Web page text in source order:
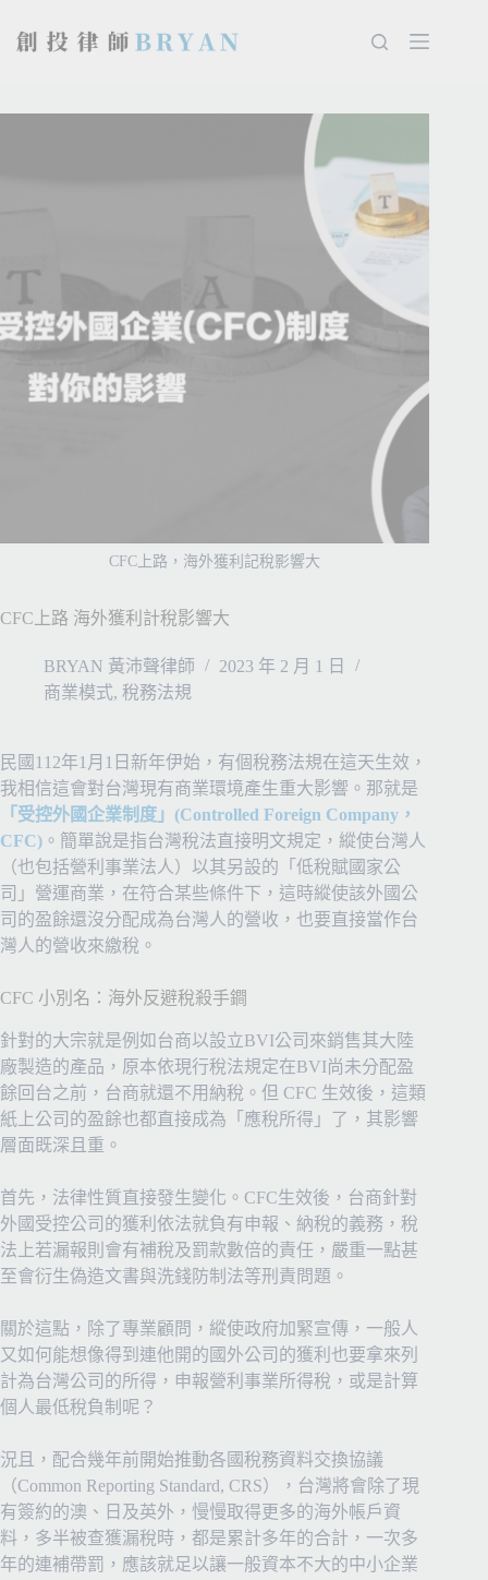
CFC上路，海外獲利記稅影響大
CFC上路 海外獲利計稅影響大
BRYAN 黃沛聲律師
2023 年 2 月 1 日
商業模式, 稅務法規
民國112年1月1日新年伊始，有個稅務法規在這天生效，
我相信這會對台灣現有商業環境產生重大影響。那就是
「受控外國企業制度」(Controlled Foreign Company，
CFC) 。簡單說是指台灣稅法直接明文規定，縱使台灣人
（也包括營利事業法人）以其另設的「低稅賦國家公
司」營運商業，在符合某些條件下，這時縱使該外國公
司的盈餘還沒分配成為台灣人的營收，也要直接當作台
灣人的營收來繳稅。
CFC 小別名： 海外反避稅殺手鐧
針對的大宗就是例如台商以設立BVI公司來銷售其大陸
廠製造的產品，原本依現行稅法規定在BVI尚未分配盈
餘回台之前，台商就還不用納稅。但 CFC 生效後，這類
紙上公司的盈餘也都直接成為「應稅所得」了，其影響
層面既深且重。
首先，法律性質直接發生變化。CFC生效後，台商針對
外國受控公司的獲利依法就負有申報、納稅的義務，稅
法上若漏報則會有補稅及罰款數倍的責任，嚴重一點甚
至會衍生偽造文書與洗錢防制法等刑責問題。
關於這點，除了專業顧問，縱使政府加緊宣傳，一般人
又如何能想像得到連他開的國外公司的獲利也要拿來列
計為台灣公司的所得，申報營利事業所得稅，或是計算
個人最低稅負制呢？
況且，配合幾年前開始推動各國稅務資料交換協議
（Common Reporting Standard, CRS），台灣將會除了現
有簽約的澳、日及英外，慢慢取得更多的海外帳戶資
料，多半被查獲漏稅時，都是累計多年的合計，一次多
年的連補帶罰，應該就足以讓一般資本不大的中小企業